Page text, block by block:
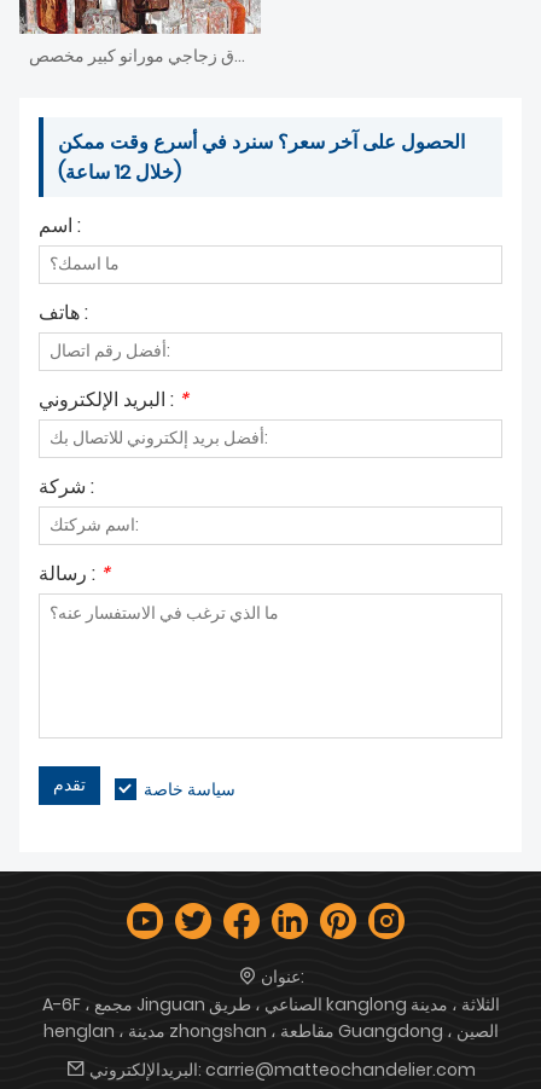
خلفية استقبال بهو فندق زجاجي مورانو كبير مخصص
الحصول على آخر سعر؟ سنرد في أسرع وقت ممكن
(خلال 12 ساعة)
اسم :
هاتف :
البريد الإلكتروني : *
شركة :
رسالة : *
تقدم سياسة خاصة
عنوان:
A-6F ، مجمع Jinguan الصناعي ، طريق kanglong الثلاثة ، مدينة
henglan ، مدينة zhongshan ، مقاطعة Guangdong ، الصين
البريدالإلكتروني: carrie@matteochandelier.com